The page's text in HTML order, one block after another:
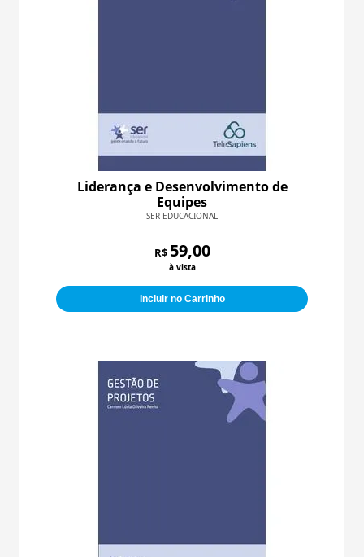
Liderança e Desenvolvimento de
Equipes
SER EDUCACIONAL
R$ 59,00
à vista
Incluir no Carrinho